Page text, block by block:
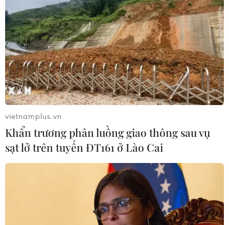
vietnamplus.vn
Khẩn trương phân luồng giao thông sau vụ
sạt lở trên tuyến ĐT161 ở Lào Cai